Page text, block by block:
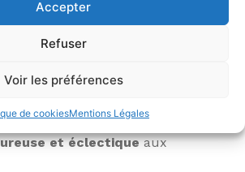
Accepter
Refuser
Voir les préférences
de cookiesMentions Légales
d’Avignon).
Actuellement
de la ville d’
en proposant uneoffre
et éclectiqueaux